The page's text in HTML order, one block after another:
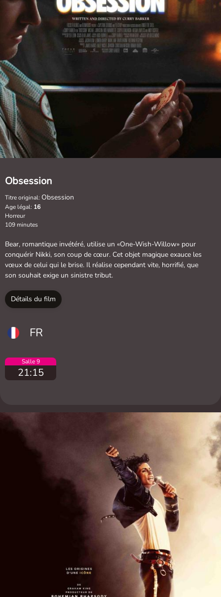
Obsession
Titre original: Obsession
Age légal: 16
Horreur
109 minutes
Bear, romantique invétéré, utilise un «One-Wish-Willow» pour
conquérir Nikki, son coup de cœur. Cet objet magique exauce les
vœux de celui qui le brise. Il réalise cependant vite, horrifié, que
son souhait exige un sinistre tribut.
Détails du film
FR
Salle 9
21:15